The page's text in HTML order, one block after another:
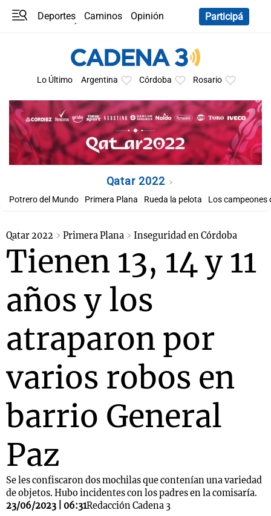
Deportes Caminos
Opinión
Participá
Lo Último Argentina Córdoba Rosario
Qatar 2022
Potrero del Mundo Primera Plana Rueda la pelota Los campeones
Qatar 2022 Primera Plana Inseguridad en Córdoba
Tienen 13, 14 y 11
años y los
atraparon por
varios robos en
barrio General
Paz
Se les confiscaron dos mochilas que contenían una variedad
de objetos. Hubo incidentes con los padres en la comisaría.
23/06/2023 | 06:31Redacción Cadena 3